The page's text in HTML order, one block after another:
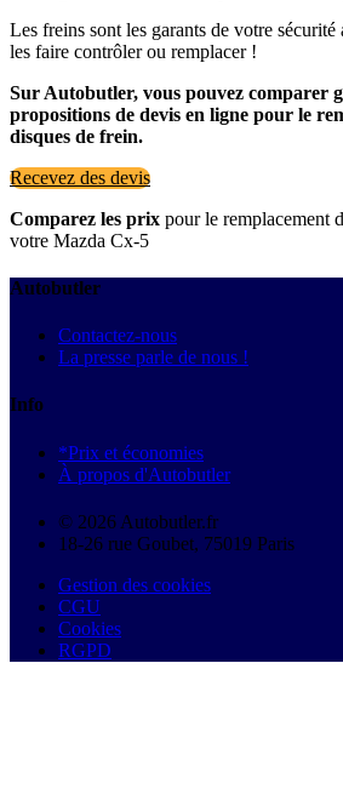
Les freins sont les garants de votre
les faire contrôler ou remplacer !
Sur Autobutler, vous pouvez comparer
propositions de devis en ligne pour le
disques de frein.
Recevez des devis
Comparez les prix pour le remplacement
votre Mazda Cx-5
Autobutler
Contactez-nous
La presse parle de nous !
Info
*Prix et économies
À propos d'Autobutler
© 2026 Autobutler.fr
18-26 rue Goubet, 75019 Paris
Gestion des cookies
CGU
Cookies
RGPD